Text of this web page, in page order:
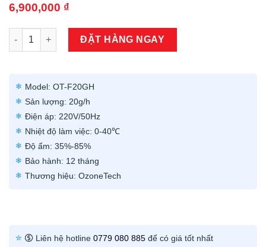
6,900,000 ₫
Máy Ozone khử mùi trang trại OzoneTech OT-F20GH​ số lượng
ĐẶT HÀNG NGAY
Model: OT-F20GH​
Sản lượng: 20g/h​
Điện áp: 220V/50Hz​
Nhiệt độ làm việc: 0-40℃​
Độ ẩm: 35%-85%​
Bảo hành: 12 tháng ​
Thương hiệu: OzoneTech
Liên hệ hotline 0779 080 885 để có giá tốt nhất